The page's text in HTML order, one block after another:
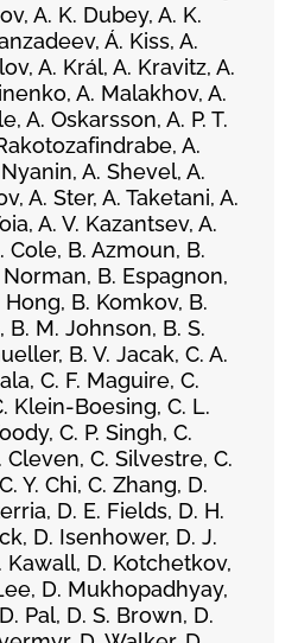
A. K. Dubey, A. K.
Á. Kiss, A.
A. Král, A. Kravitz, A.
A. Malakhov, A.
A. Oskarsson, A. P. T.
A.
A. Shevel, A.
A. Ster, A. Taketani, A.
A. V. Kazantsev, A.
Cole, B. Azmoun, B.
B. Espagnon,
Hong, B. Komkov, B.
B. M. Johnson, B. S.
B. V. Jacak, C. A.
C. F. Maguire, C.
Klein-Boesing, C. L.
C. P. Singh, C.
Cleven, C. Silvestre, C.
Y. Chi, C. Zhang, D.
D. E. Fields, D. H.
D. Isenhower, D. J.
Kawall, D. Kotchetkov,
D. Mukhopadhyay,
Pal, D. S. Brown, D.